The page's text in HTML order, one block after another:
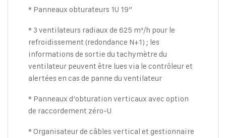
* Panneaux obturateurs 1U 19”
* 3 ventilateurs radiaux de 625 m³/h pour le
refroidissement (redondance N+1) ; les
informations de sortie du tachymètre du
ventilateur peuvent être lues via le contrôleur et
alertées en cas de panne du ventilateur
* Panneaux d’obturation verticaux avec option
de raccordement zéro-U
* Organisateur de câbles vertical et gestionnaire